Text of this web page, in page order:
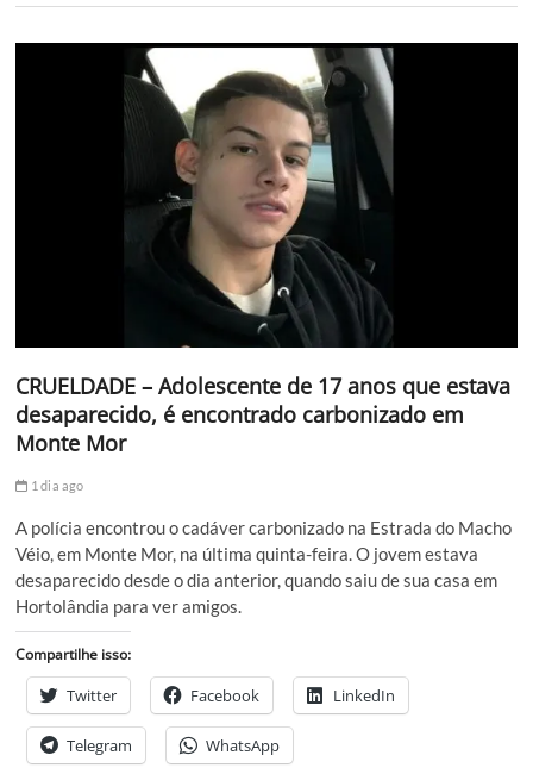
CRUELDADE – Adolescente de 17 anos que estava
desaparecido, é encontrado carbonizado em
Monte Mor
1 dia ago
A polícia encontrou o cadáver carbonizado na Estrada do Macho
Véio, em Monte Mor, na última quinta-feira. O jovem estava
desaparecido desde o dia anterior, quando saiu de sua casa em
Hortolândia para ver amigos.
Compartilhe isso:
Twitter Facebook LinkedIn
Telegram WhatsApp